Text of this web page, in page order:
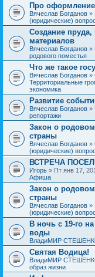
Про
Вячеслав Богданов »
(юридические)
Создание
материалов
Вячеслав Богданов »
родового поместья
Что же такое
Вячеслав Богданов »
Территориальные
экономика
Развитие
Вячеслав Богданов »
репортажи
Закон о
страны
Вячеслав Богданов »
(юридические)
ВСТРЕЧА
Игорь » Пт янв 17,
Афиша
Закон о
страны
Вячеслав Богданов »
(юридические)
В ночь с 19-го
воды
ВладиМИР
Святая Водица!
ВладиМИР
образ жизни